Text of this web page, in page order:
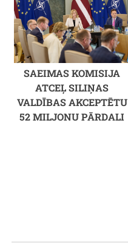
SAEIMAS KOMISIJA
ATCEĻ SILIŅAS
VALDĪBAS AKCEPTĒTU
52 MILJONU PĀRDALI